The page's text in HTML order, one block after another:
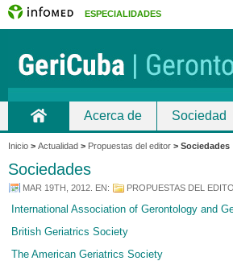
ESPECIALIDADES
Acerca de Sociedad
Inicio > Actualidad > Propuestas del editor > Sociedades
Sociedades
MAR 19TH, 2012 . EN: PROPUESTAS DEL
International Association of Gerontology and
British Geriatrics Society
The American Geriatrics Society